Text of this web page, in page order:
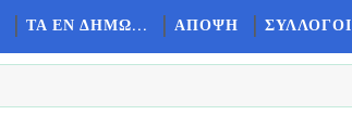
ΤΑ ΕΝ ΔΗΜΩ... ΑΠΟΨΗ ΣΥΛΛΟΓΟΙ